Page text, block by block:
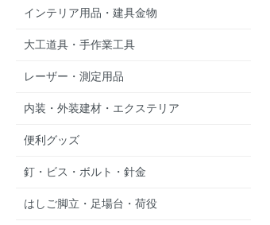
インテリア用品・建具金物
大工道具・手作業工具
レーザー・測定用品
内装・外装建材・エクステリア
便利グッズ
釘・ビス・ボルト・針金
はしご脚立・足場台・荷役